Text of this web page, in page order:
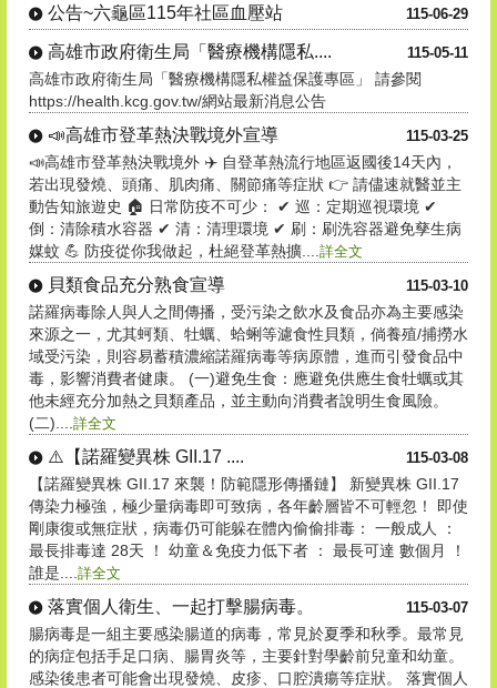
115-06-29
公告~六龜區115年社區血壓站
115-05-11
高雄市政府衛生局「醫療機構隱私....
高雄市政府衛生局「醫療機構隱私權益保護專區」 請參閱
https://health.kcg.gov.tw/網站最新消息公告
115-03-25
📣高雄市登革熱決戰境外宣導
📣高雄市登革熱決戰境外 ✈️ 自登革熱流行地區返國後14天內，
若出現發燒、頭痛、肌肉痛、關節痛等症狀 👉 請儘速就醫並主
動告知旅遊史 🏠 日常防疫不可少： ✔ 巡：定期巡視環境 ✔
倒：清除積水容器 ✔ 清：清理環境 ✔ 刷：刷洗容器避免孳生病
媒蚊 💪 防疫從你我做起，杜絕登革熱擴.... 詳全文
115-03-10
貝類食品充分熟食宣導
諾羅病毒除人與人之間傳播，受污染之飲水及食品亦為主要感染
來源之一，尤其蚵類、牡蠣、蛤蜊等濾食性貝類，倘養殖/捕撈水
域受污染，則容易蓄積濃縮諾羅病毒等病原體，進而引發食品中
毒，影響消費者健康。 (一)避免生食：應避免供應生食牡蠣或其
他未經充分加熱之貝類產品，並主動向消費者說明生食風險。
(二).... 詳全文
115-03-08
⚠️【諾羅變異株 GII.17 ....
【諾羅變異株 GII.17 來襲！防範隱形傳播鏈】 新變異株 GII.17
傳染力極強，極少量病毒即可致病，各年齡層皆不可輕忽！ 即使
剛康復或無症狀，病毒仍可能躲在體內偷偷排毒： 一般成人 ：
最長排毒達 28天 ！ 幼童＆免疫力低下者 ： 最長可達 數個月 ！
誰是.... 詳全文
115-03-07
落實個人衛生、一起打擊腸病毒。
腸病毒是一組主要感染腸道的病毒，常見於夏季和秋季。最常見
的病症包括手足口病、腸胃炎等，主要針對學齡前兒童和幼童。
感染後患者可能會出現發燒、皮疹、口腔潰瘍等症狀。 落實個人